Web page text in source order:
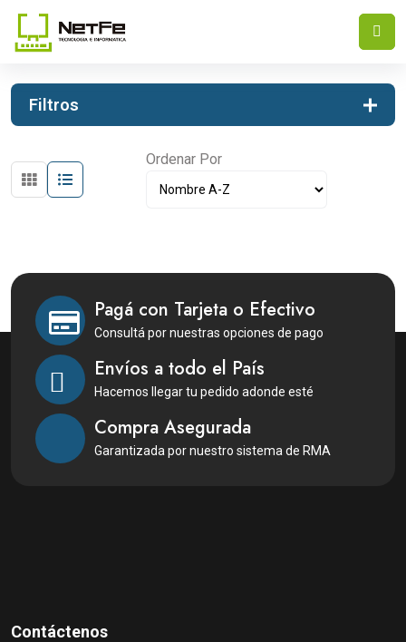
INICIOACCESORIOS
Filtros
Ordenar Por
Pagá con Tarjeta o Efectivo
Consultá por nuestras opciones de pago
Envíos a todo el País
Hacemos llegar tu pedido adonde esté
Compra Asegurada
Garantizada por nuestro sistema de RMA
Contáctenos